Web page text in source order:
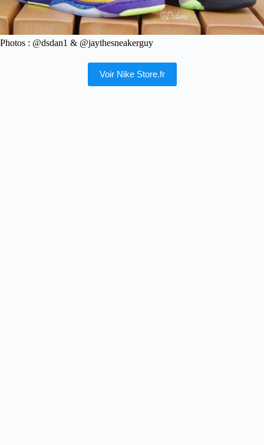
Photos : @dsdan1 & @jaythesneakerguy
Voir Nike Store.fr